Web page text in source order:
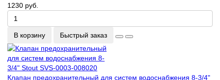
1230 руб.
В корзину Быстрый заказ
Клапан предохранительный для систем водоснабжения 8-3/4"